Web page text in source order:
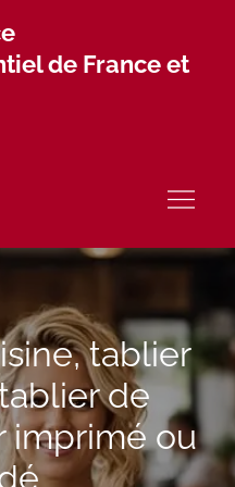
de France et
tablier
de
imprimé ou